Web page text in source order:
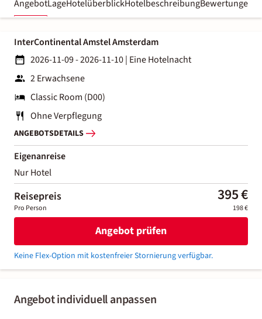
AngebotLageHotelüberblickHotelbeschreibungBewertungen
Angebot individuell anpassen
InterContinental Amstel Amsterdam
2026-11-09 - 2026-11-10| Eine Hotelnacht
2 Erwachsene
Classic Room (D00)
Ohne Verpflegung
ANGEBOTSDETAILS
Eigenanreise
Nur Hotel
Reisepreis 395 €
Pro Person 198 €
Angebot prüfen
Keine Flex-Option mit kostenfreier Stornierung verfügbar.